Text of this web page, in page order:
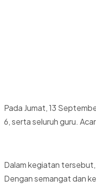
Pada Jumat, 13
6, serta seluruh guru.
Dalam kegiatan
Dengan semangat dan